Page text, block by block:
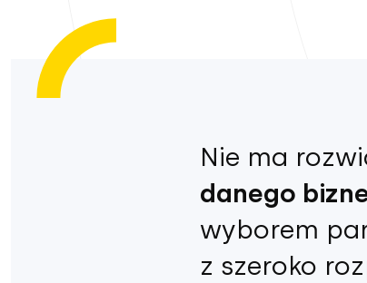
Nie ma
danego
wyborem
z szeroko